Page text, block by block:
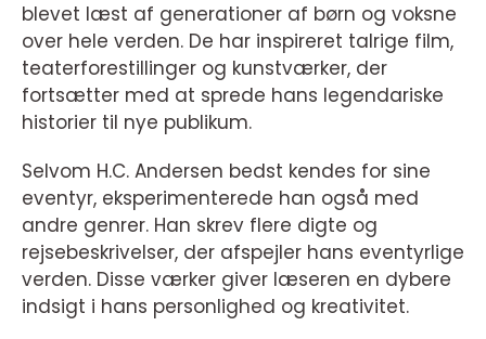
blevet læst af generationer af børn og voksne
over hele verden. De har inspireret talrige film,
teaterforestillinger og kunstværker, der
fortsætter med at sprede hans legendariske
historier til nye publikum.
Selvom H.C. Andersen bedst kendes for sine
eventyr, eksperimenterede han også med
andre genrer. Han skrev flere digte og
rejsebeskrivelser, der afspejler hans eventyrlige
verden. Disse værker giver læseren en dybere
indsigt i hans personlighed og kreativitet.